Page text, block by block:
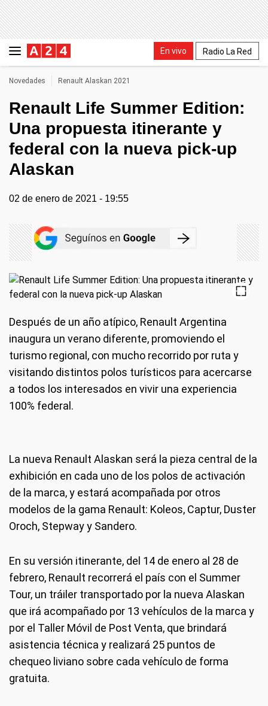
En vivo Radio La Red
Novedades Renault Alaskan 2021
Renault Life Summer Edition:
Una propuesta itinerante y
federal con la nueva pick-up
Alaskan
02 de enero de 2021 - 19:55
Después de un año atípico, Renault Argentina
inaugura un verano diferente, promoviendo el
turismo regional, con mucho recorrido por ruta y
visitando distintos polos turísticos para acercarse
a todos los interesados en vivir una experiencia
100% federal.
La nueva Renault Alaskan será la pieza central de la
exhibición en cada uno de los polos de activación
de la marca, y estará acompañada por otros
modelos de la gama Renault: Koleos, Captur, Duster
Oroch, Stepway y Sandero.
En su versión itinerante, del 14 de enero al 28 de
febrero, Renault recorrerá el país con el Summer
Tour, un tráiler transportado por la nueva Alaskan
que irá acompañado por 13 vehículos de la marca y
por el Taller Móvil de Post Venta, que brindará
asistencia técnica y realizará 25 puntos de
chequeo liviano sobre cada vehículo de forma
gratuita.